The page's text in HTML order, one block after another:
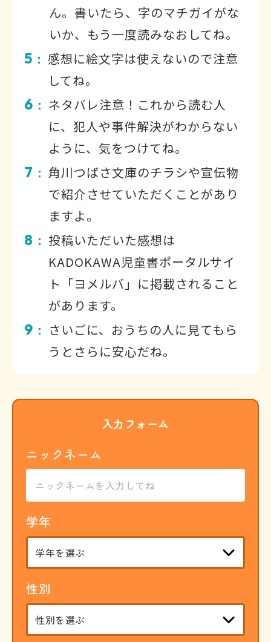
ん。書いたら、字のマチガイがな
いか、もう一度読みなおしてね。
5 ： 感想に絵文字は使えないので注意
してね。
6 ： ネタバレ注意！これから読む人
に、犯人や事件解決がわからない
ように、気をつけてね。
7 ： 角川つばさ文庫のチラシや宣伝物
で紹介させていただくことがあり
ますよ。
8 ： 投稿いただいた感想は
KADOKAWA児童書ポータルサイ
ト「ヨメルバ」に掲載されること
があります。
9 ：
さいごに、おうちの人に見てもら
うとさらに安心だね。
入力フォーム
ニックネーム
学年
性別